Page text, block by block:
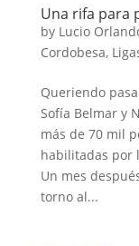
Una rifa para
by Lucio
Cordobesa,
Queriendo
Sofía Belmar y
más de 70 mil
habilitadas por
Un mes
torno al...